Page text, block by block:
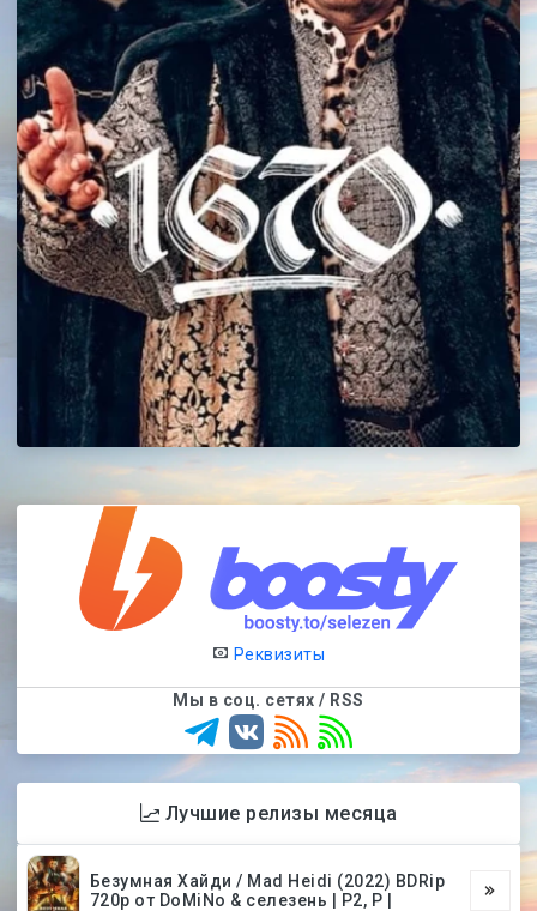
Реквизиты
Мы в соц. сетях / RSS
Лучшие релизы месяца
Безумная Хайди / Mad Heidi (2022) BDRip
720p от DoMiNo & селезень | P2, P |